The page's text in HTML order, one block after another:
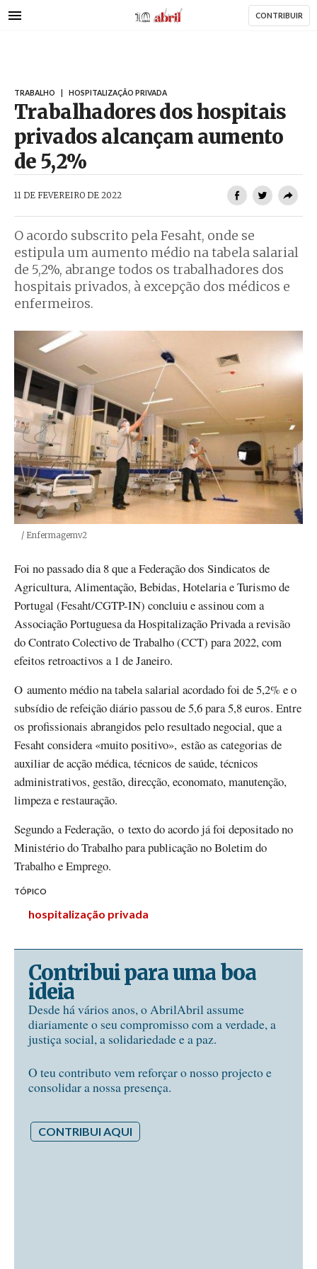
para
AbrilAbril CONTRIBUIR
TRABALHO HOSPITALIZAÇÃO PRIVADA
Trabalhadores dos hospitais
privados alcançam aumento
de 5,2%
11 DE FEVEREIRO DE 2022
O acordo subscrito pela Fesaht, onde se
estipula um aumento médio na tabela salarial
de 5,2%, abrange todos os trabalhadores dos
hospitais privados, à excepção dos médicos e
enfermeiros.
Créditos
/ Enfermagemv2
Foi no passado dia 8 que a Federação dos Sindicatos de
Agricultura, Alimentação, Bebidas, Hotelaria e Turismo de
Portugal (Fesaht/CGTP-IN) concluiu e assinou com a
Associação Portuguesa da Hospitalização Privada a revisão
do Contrato Colectivo de Trabalho (CCT) para 2022, com
efeitos retroactivos a 1 de Janeiro.
O aumento médio na tabela salarial acordado foi de 5,2% e o
subsídio de refeição diário passou de 5,6 para 5,8 euros. Entre
os profissionais abrangidos pelo resultado negocial, que a
Fesaht considera «muito positivo», estão as categorias de
auxiliar de acção médica, técnicos de saúde, técnicos
administrativos, gestão, direcção, economato, manutenção,
limpeza e restauração.
Segundo a Federação, o texto do acordo já foi depositado no
Ministério do Trabalho para publicação no Boletim do
Trabalho e Emprego.
TÓPICO
hospitalização privada
Contribui para uma boa
ideia
Desde há vários anos, o AbrilAbril assume
diariamente o seu compromisso com a verdade, a
justiça social, a solidariedade e a paz.
O teu contributo vem reforçar o nosso projecto e
consolidar a nossa presença.
CONTRIBUI AQUI